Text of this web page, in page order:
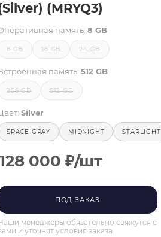
(MRYQ3)
память: 8 GB
8 GB 16 GB 24 GB
память: 512 GB
256 GB 512 GB
Silver
SPACE GRAY MIDNIGHT STARLIGHT
128 000 ₽/шт
ПОД ЗАКАЗ
менеджеры обязательно свяжутся с
и уточнят условия заказа